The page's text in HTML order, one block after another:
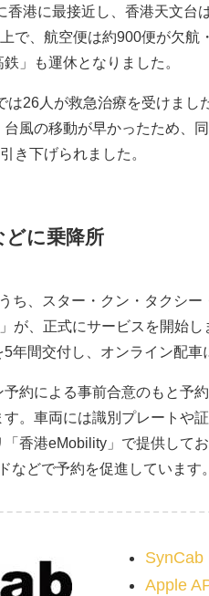
港に最接近し、香港天文台
で、航空便は約900便が欠航
」も運休となりました。
26人が救急治療を受けまし
風の移動が早かったため、
き下げられました。
どに乗降所
ち、スター・クン・タクシ
が、正式にサービスを開始
年間交付し、オンライン配車
約による事前合意のもと予
。車両には識別プレートや
香港eMobility」で提供して
などで予約を促進しています。
SynCab
Apple